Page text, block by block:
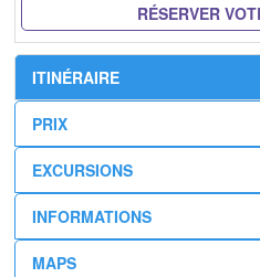
RÉSERVER
ITINÉRAIRE
PRIX
EXCURSIONS
INFORMATIONS
MAPS